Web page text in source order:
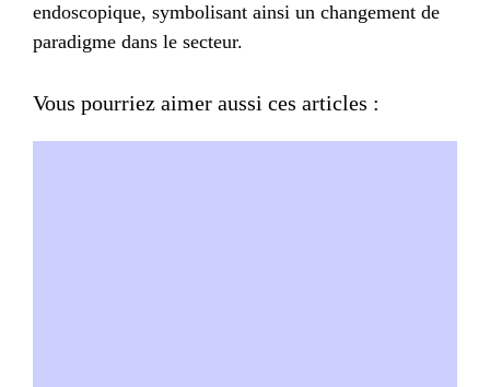
endoscopique, symbolisant ainsi un changement de
paradigme dans le secteur.
Vous pourriez aimer aussi ces articles :